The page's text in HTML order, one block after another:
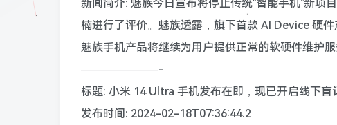
新闻简介: 魅族今日宣布将停止传统“智能手机”新项
楠进行了评价。魅族透露，旗下首款 AI Device 硬
魅族手机产品将继续为用户提供正常的软硬件维护服
———————-
标题: 小米 14 Ultra 手机发布在即，现已开启线下盲
发布时间: 2024-02-18T07:36:44.2